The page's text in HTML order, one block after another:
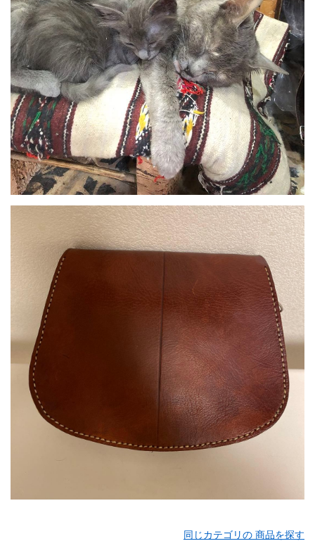
同じカテゴリの 商品を探す